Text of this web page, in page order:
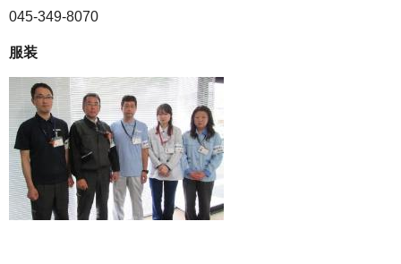
045-349-8070
服装